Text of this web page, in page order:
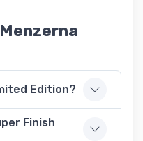
Edition?
Finish